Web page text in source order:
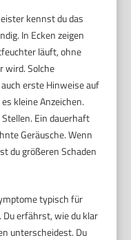
kennst du das
In Ecken zeigen
läuft, ohne
wird. Solche
erste Hinweise auf
kleine Anzeichen.
Ein dauerhaft
Geräusche. Wenn
du größeren Schaden
typisch für
erfährst, wie du klar
unterscheidest. Du